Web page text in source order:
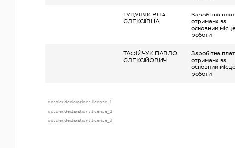
ГУЦУЛЯК ВІТА
ОЛЕКСІЇВНА
Заробітна
отримана за
основним
роботи
ТАФІЙЧУК ПАВЛО
ОЛЕКСІЙОВИЧ
Заробітна
отримана за
основним
роботи
dossier.declarations.license_1
dossier.declarations.license_2
dossier.declarations.license_3